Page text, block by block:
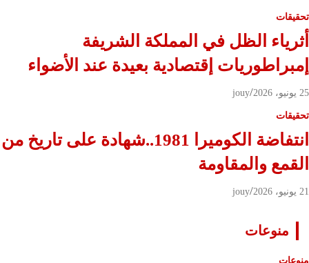
تحقيقات
أثرياء الظل في المملكة الشريفة
إمبراطوريات إقتصادية بعيدة عند الأضواء
25 يونيو، 2026 jouy
تحقيقات
انتفاضة الكوميرا 1981..شهادة على تاريخ من
القمع والمقاومة
21 يونيو، 2026 jouy
منوعات
منوعات